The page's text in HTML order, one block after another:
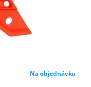
Na objednávku